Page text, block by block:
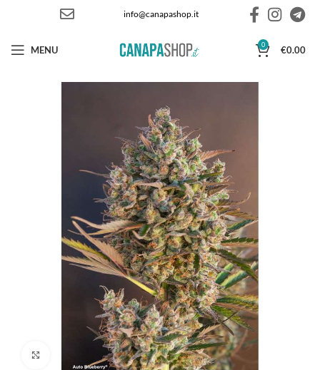
info@canapashop.it
MENU 0 €0.00
Clicca per ingrandire